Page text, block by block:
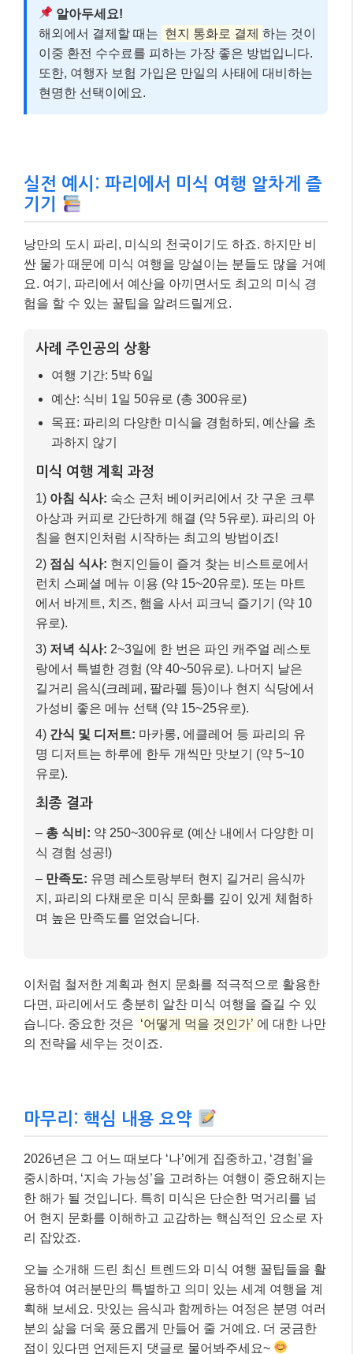
알아두세요!
해외에서 결제할 때는 현지 통화로 결제 하는 것이
이중 환전 수수료를 피하는 가장 좋은 방법입니다.
또한, 여행자 보험 가입은 만일의 사태에 대비하는
현명한 선택이에요.
실전 예시: 파리에서 미식 여행 알차게 즐
기기
낭만의 도시 파리, 미식의 천국이기도 하죠. 하지만 비
싼 물가 때문에 미식 여행을 망설이는 분들도 많을 거예
요. 여기, 파리에서 예산을 아끼면서도 최고의 미식 경
험을 할 수 있는 꿀팁을 알려드릴게요.
사례 주인공의 상황
여행 기간: 5박 6일
예산: 식비 1일 50유로 (총 300유로)
목표: 파리의 다양한 미식을 경험하되, 예산을 초
과하지 않기
미식 여행 계획 과정
1) 아침 식사: 숙소 근처 베이커리에서 갓 구운 크루
아상과 커피로 간단하게 해결 (약 5유로). 파리의 아
침을 현지인처럼 시작하는 최고의 방법이죠!
2) 점심 식사: 현지인들이 즐겨 찾는 비스트로에서
런치 스페셜 메뉴 이용 (약 15~20유로). 또는 마트
에서 바게트, 치즈, 햄을 사서 피크닉 즐기기 (약 10
유로).
3) 저녁 식사: 2~3일에 한 번은 파인 캐주얼 레스토
랑에서 특별한 경험 (약 40~50유로). 나머지 날은
길거리 음식(크레페, 팔라펠 등)이나 현지 식당에서
가성비 좋은 메뉴 선택 (약 15~25유로).
4) 간식 및 디저트: 마카롱, 에클레어 등 파리의 유
명 디저트는 하루에 한두 개씩만 맛보기 (약 5~10
유로).
최종 결과
– 총 식비: 약 250~300유로 (예산 내에서 다양한 미
식 경험 성공!)
– 만족도: 유명 레스토랑부터 현지 길거리 음식까
지, 파리의 다채로운 미식 문화를 깊이 있게 체험하
며 높은 만족도를 얻었습니다.
이처럼 철저한 계획과 현지 문화를 적극적으로 활용한
다면, 파리에서도 충분히 알찬 미식 여행을 즐길 수 있
습니다. 중요한 것은 ‘어떻게 먹을 것인가’ 에 대한 나만
의 전략을 세우는 것이죠.
마무리: 핵심 내용 요약
2026년은 그 어느 때보다 ‘나’에게 집중하고, ‘경험’을
중시하며, ‘지속 가능성’을 고려하는 여행이 중요해지는
한 해가 될 것입니다. 특히 미식은 단순한 먹거리를 넘
어 현지 문화를 이해하고 교감하는 핵심적인 요소로 자
리 잡았죠.
오늘 소개해 드린 최신 트렌드와 미식 여행 꿀팁들을 활
용하여 여러분만의 특별하고 의미 있는 세계 여행을 계
획해 보세요. 맛있는 음식과 함께하는 여정은 분명 여러
분의 삶을 더욱 풍요롭게 만들어 줄 거예요. 더 궁금한
점이 있다면 언제든지 댓글로 물어봐주세요~